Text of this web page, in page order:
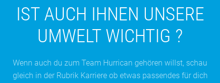
IST AUCH IHNEN UNSERE
UMWELT WICHTIG ?
Wenn auch du zum Team Hurrican gehören willst, schau
gleich in der Rubrik Karriere ob etwas passendes für dich